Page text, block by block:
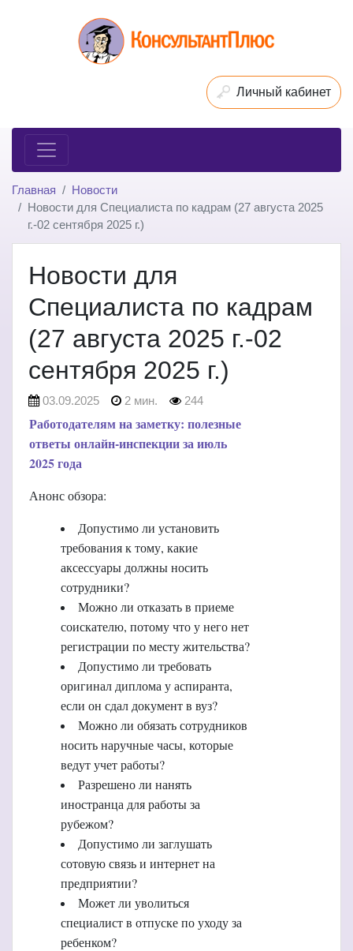
Личный кабинет
Главная
Новости
Новости для Специалиста по кадрам (27 августа 2025
г.-02 сентября 2025 г.)
Новости для
Специалиста по кадрам
(27 августа 2025 г.-02
сентября 2025 г.)
03.09.2025 2 мин. 244
Работодателям на заметку: полезные
ответы онлайн-инспекции за июль
2025 года
Анонс обзора:
Допустимо ли установить
требования к тому, какие
аксессуары должны носить
сотрудники?
Можно ли отказать в приеме
соискателю, потому что у него нет
регистрации по месту жительства?
Допустимо ли требовать
оригинал диплома у аспиранта,
если он сдал документ в вуз?
Можно ли обязать сотрудников
носить наручные часы, которые
ведут учет работы?
Разрешено ли нанять
иностранца для работы за
рубежом?
Допустимо ли заглушать
сотовую связь и интернет на
предприятии?
Может ли уволиться
специалист в отпуске по уходу за
ребенком?